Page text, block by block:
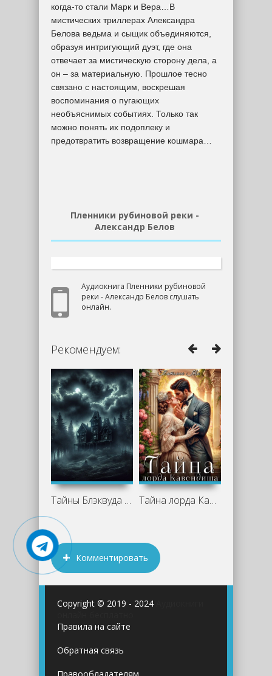
когда-то стали Марк и Вера…В
мистических триллерах Александра
Белова ведьма и сыщик объединяются,
образуя интригующий дуэт, где она
отвечает за мистическую сторону дела, а
он – за материальную. Прошлое тесно
связано с настоящим, воскрешая
воспоминания о пугающих
необъяснимых событиях. Только так
можно понять их подоплеку и
предотвратить возвращение кошмара…
Пленники рубиновой реки -
Александр Белов
Аудиокнига Пленники рубиновой
реки - Александр Белов слушать
онлайн.
Рекомендуем:
Тайны Блэквуда 8 (Сборник) Тайна лорда Кавендиша - Татьяна Ма
Комментировать
Copyright © 2019 - 2024
Правила на сайте
Обратная связь
Правообладателям